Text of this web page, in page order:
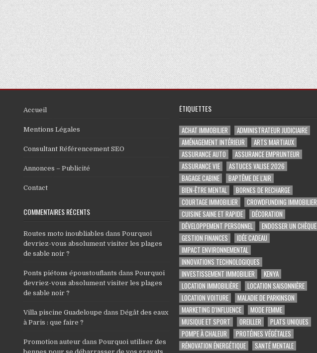
Accueil
Mentions Légales
Consultant Référencement SEO
Annonces – Publicité
Contact
COMMENTAIRES RÉCENTS
Routes moto inoubliables dans Pourquoi
devriez-vous absolument visiter les plages
de sable noir ?
Ponts piétons époustouflants dans Pourquoi
devriez-vous absolument visiter les plages
de sable noir ?
Villa piscine Guadeloupe dans Dégât des eaux
à Paris : que faire ?
Promotion auteur dans Pourquoi utiliser des
ÉTIQUETTES
ACHAT IMMOBILIER
ADMINISTRATEUR JUDICIAIRE
AMÉNAGEMENT INTÉRIEUR
ARTS MARTIAUX
ASSURANCE AUTO
ASSURANCE EMPRUNTEUR
ASSURANCE VIE
ASTUCES VALISE 2026
BAGAGE CABINE
BAPTÊME DE L'AIR
BIEN-ÊTRE MENTAL
BORNES DE RECHARGE
COURTAGE IMMOBILIER
CROWDFUNDING IMMOBILIER
CUISINE SAINE ET RAPIDE
DÉCORATION
DÉVELOPPEMENT PERSONNEL
ENDOSSER UN CHÈQUE
GESTION FINANCES
IDÉE CADEAU
IMPACT ENVIRONNEMENTAL
INNOVATIONS TECHNOLOGIQUES
INVESTISSEMENT IMMOBILIER
KENYA
LOCATION IMMOBILIÈRE
LOCATION SAISONNIÈRE
LOCATION VOITURE
MALADIE DE PARKINSON
MARKETING D'INFLUENCE
MODE FEMME
MUSIQUE ET SPORT
OREILLER
PLATS UNIQUES
POMPE À CHALEUR
PROTÉINES VÉGÉTALES
RÉNOVATION ÉNERGÉTIQUE
SANTÉ MENTALE